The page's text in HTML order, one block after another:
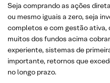
Seja comprando as ações
ou mesmo iguais a zero, seja
completos e com gestão ativa,
muitos dos fundos acima
experiente, sistemas de
importante, retornos que
no longo prazo.